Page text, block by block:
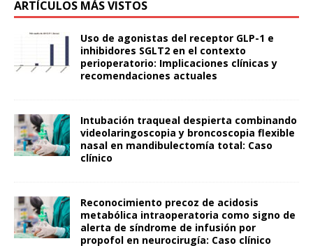
ARTÍCULOS MÁS VISTOS
Uso de agonistas del receptor GLP-1 e
inhibidores SGLT2 en el contexto
perioperatorio: Implicaciones clínicas y
recomendaciones actuales
Intubación traqueal despierta combinando
videolaringoscopia y broncoscopia flexible
nasal en mandibulectomía total: Caso
clínico
Reconocimiento precoz de acidosis
metabólica intraoperatoria como signo de
alerta de síndrome de infusión por
propofol en neurocirugía: Caso clínico